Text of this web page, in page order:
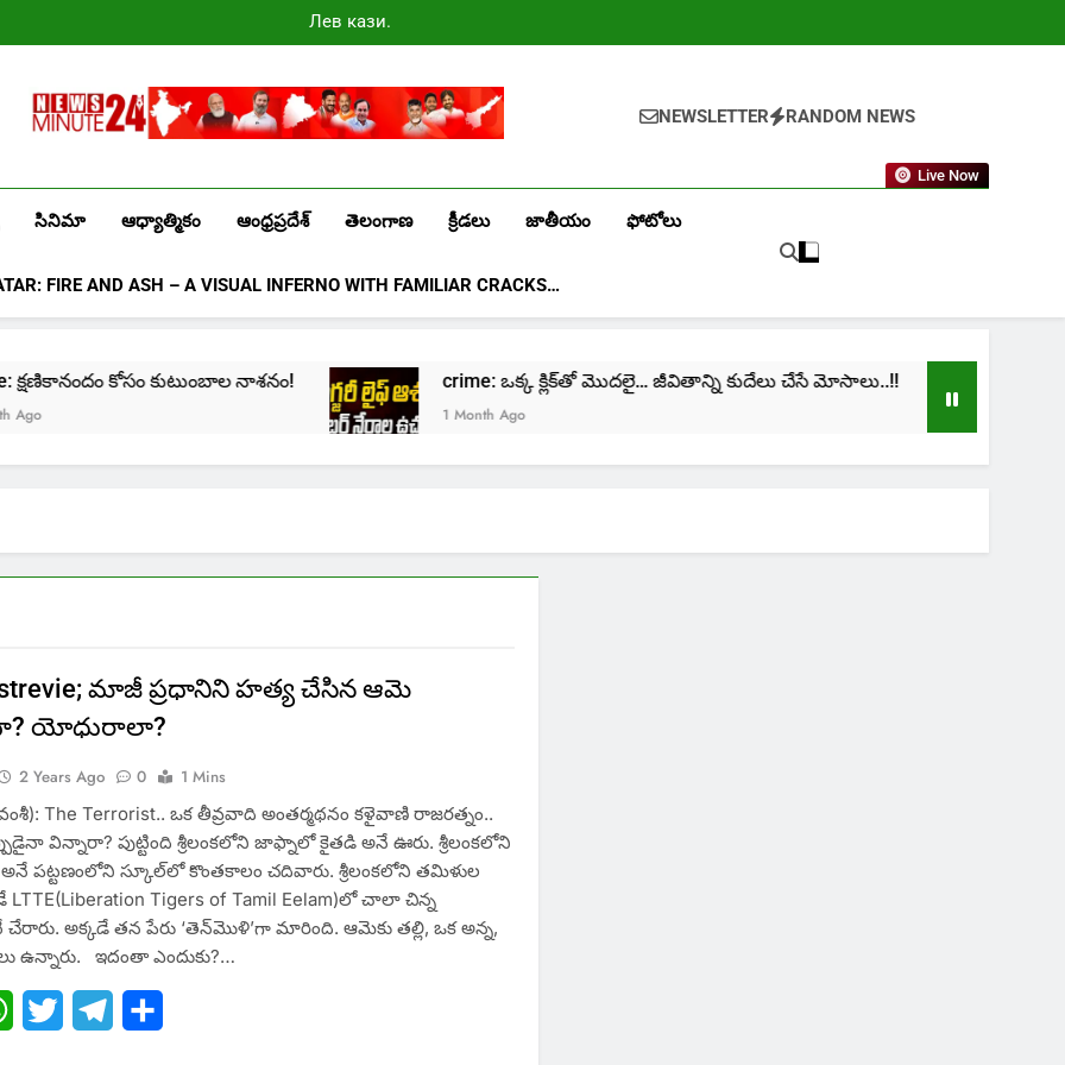
Лев казино
промокоды
Newsminute24
NEWSLETTER RANDOM NEWS
Live Now
సినిమా ఆధ్యాత్మికం ఆంధ్రప్రదేశ్ తెలంగాణ క్రీడలు జాతీయం ఫోటోలు
FIRE AND ASH – A VISUAL INFERNO WITH FAMILIAR CRACKS…
క్షణికానందం కోసం కుటుంబాల నాశనం! crime: ఒక్క క్లిక్‌తో మొదలై… జీవితాన్ని కుదేలు చేసే మోసాలు..!!
1 Month Ago
మాజీ ప్రధానిని హత్య చేసిన ఆమె
యోధురాలా?
2 Years Ago 0
1 Mins
The Terrorist.. ఒక తీవ్రవాది అంతర్మథనం కళైవాణి రాజరత్నం..
విన్నారా? పుట్టింది శ్రీలంకలోని జాఫ్నాలో కైతడి అనే ఊరు. శ్రీలంకలోని
అనే పట్టణంలోని స్కూల్‌లో కొంతకాలం చదివారు. శ్రీలంకలోని తమిళుల
Tigers of Tamil Eelam)లో చాలా చిన్న
అక్కడే తన పేరు ‘తెన్‌మొళి’గా మారింది. ఆమెకు తల్లి, ఒక అన్న,
ఉన్నారు. ఇదంతా ఎందుకు?…
WhatsApp
Twitter Telegram